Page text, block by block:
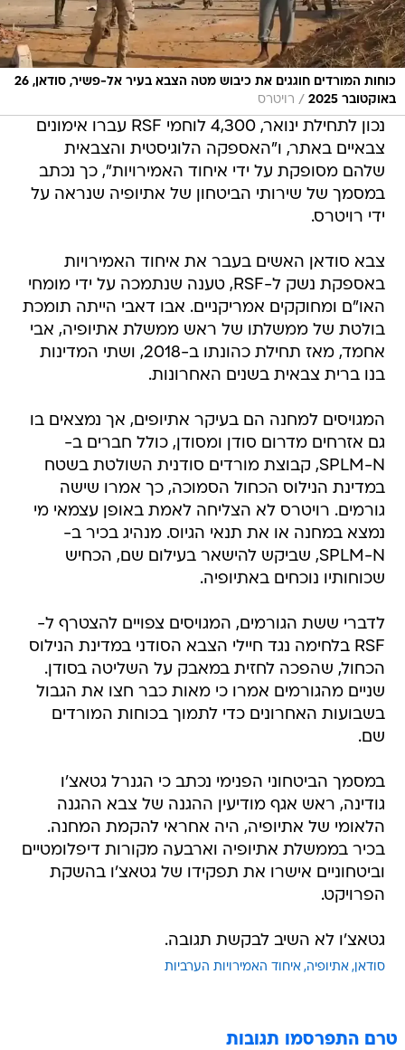
כוחות המורדים חוגגים את כיבוש מטה הצבא בעיר אל-פשיר, סודאן, 26
באוקטובר 2025
/ רויטרס
נכון לתחילת ינואר, 4,300 לוחמי RSF עברו אימונים
צבאיים באתר, ו"האספקה הלוגיסטית והצבאית
שלהם מסופקת על ידי איחוד האמירויות", כך נכתב
במסמך של שירותי הביטחון של אתיופיה שנראה על
ידי רויטרס.
צבא סודאן האשים בעבר את איחוד האמירויות
באספקת נשק ל-RSF, טענה שנתמכה על ידי מומחי
האו"ם ומחוקקים אמריקניים. אבו דאבי הייתה תומכת
בולטת של ממשלתו של ראש ממשלת אתיופיה, אבי
אחמד, מאז תחילת כהונתו ב-2018, ושתי המדינות
בנו ברית צבאית בשנים האחרונות.
המגויסים למחנה הם בעיקר אתיופים, אך נמצאים בו
גם אזרחים מדרום סודן ומסודן, כולל חברים ב-
SPLM-N, קבוצת מורדים סודנית השולטת בשטח
במדינת הנילוס הכחול הסמוכה, כך אמרו שישה
גורמים. רויטרס לא הצליחה לאמת באופן עצמאי מי
נמצא במחנה או את תנאי הגיוס. מנהיג בכיר ב-
SPLM-N, שביקש להישאר בעילום שם, הכחיש
שכוחותיו נוכחים באתיופיה.
לדברי ששת הגורמים, המגויסים צפויים להצטרף ל-
RSF בלחימה נגד חיילי הצבא הסודני במדינת הנילוס
הכחול, שהפכה לחזית במאבק על השליטה בסודן.
שניים מהגורמים אמרו כי מאות כבר חצו את הגבול
בשבועות האחרונים כדי לתמוך בכוחות המורדים
שם.
במסמך הביטחוני הפנימי נכתב כי הגנרל גטאצ'ו
גודינה, ראש אגף מודיעין ההגנה של צבא ההגנה
הלאומי של אתיופיה, היה אחראי להקמת המחנה.
בכיר בממשלת אתיופיה וארבעה מקורות דיפלומטיים
וביטחוניים אישרו את תפקידו של גטאצ'ו בהשקת
הפרויקט.
גטאצ'ו לא השיב לבקשת תגובה.
סודאן אתיופיה איחוד האמירויות הערביות
טרם התפרסמו תגובות